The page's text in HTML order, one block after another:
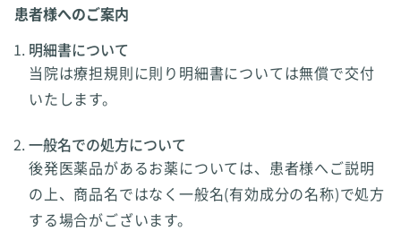
患者様へのご案内
明細書について
当院は療担規則に則り明細書については無償で交付
いたします。
一般名での処方について
後発医薬品があるお薬については、患者様へご説明
の上、商品名ではなく一般名(有効成分の名称)で処方
する場合がございます。